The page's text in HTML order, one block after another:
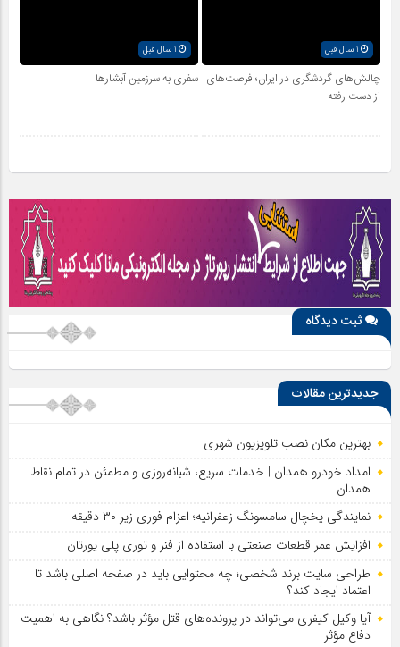
1 سال قبل
چالش‌های گردشگری در ایران؛ فرصت‌های
از دست رفته
سفری به سرزمین آبشارها
ثبت دیدگاه
جدیدترین مقالات
بهترین مکان نصب تلویزیون شهری
امداد خودرو همدان | خدمات سریع، شبانه‌روزی و مطمئن در تمام نقاط
همدان
نمایندگی یخچال سامسونگ زعفرانیه؛ اعزام فوری زیر ۳۰ دقیقه
افزایش عمر قطعات صنعتی با استفاده از فنر و توری پلی یورتان
طراحی سایت برند شخصی؛ چه محتوایی باید در صفحه اصلی باشد تا
اعتماد ایجاد کند؟
آیا وکیل کیفری می‌تواند در پرونده‌های قتل مؤثر باشد؟ نگاهی به اهمیت
دفاع مؤثر